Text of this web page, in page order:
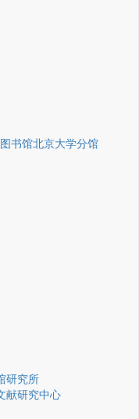
书馆北京大学分馆
研究所
献研究中心